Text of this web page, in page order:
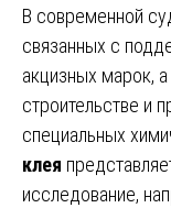
В современной
связанных с
акцизных марок,
строительстве и
специальных
клея
исследование,